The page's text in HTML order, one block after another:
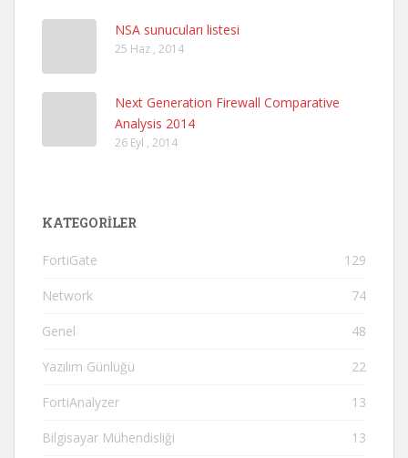
NSA sunucuları listesi
25 Haz , 2014
Next Generation Firewall Comparative
Analysis 2014
26 Eyl , 2014
KATEGORILER
FortiGate 129
Network 74
Genel 48
Yazılım Günlüğü 22
FortiAnalyzer 13
Bilgisayar Mühendisliği 13